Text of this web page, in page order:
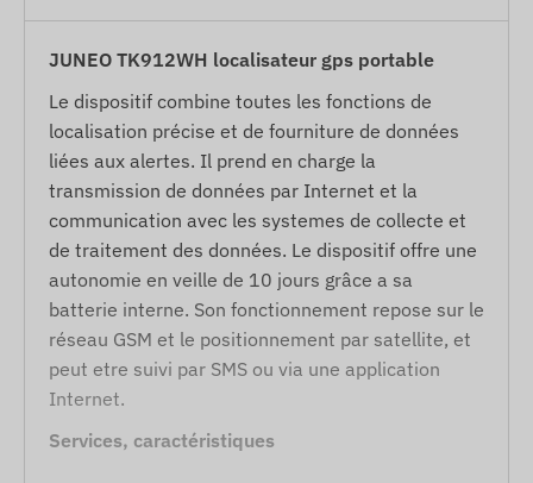
JUNEO TK912WH localisateur gps portable
Le dispositif combine toutes les fonctions de
localisation précise et de fourniture de données
liées aux alertes. Il prend en charge la
transmission de données par Internet et la
communication avec les systemes de collecte et
de traitement des données. Le dispositif offre une
autonomie en veille de 10 jours grâce a sa
batterie interne. Son fonctionnement repose sur le
réseau GSM et le positionnement par satellite, et
peut etre suivi par SMS ou via une application
Internet.
Services, caractéristiques